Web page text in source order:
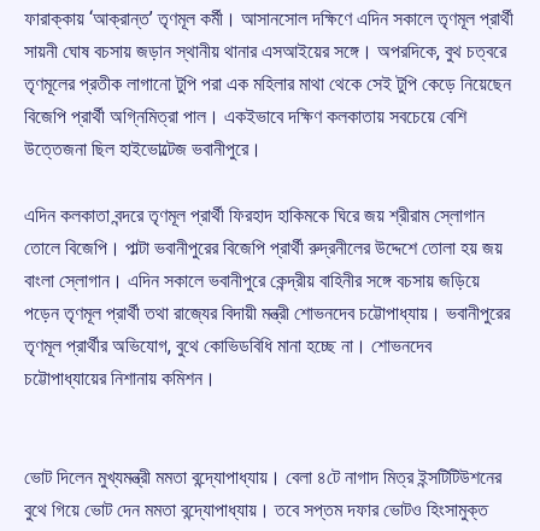
ফারাক্কায় ‘আক্রান্ত’ তৃণমূল কর্মী। আসানসোল দক্ষিণে এদিন সকালে তৃণমূল প্রার্থী
সায়নী ঘোষ বচসায় জড়ান স্থানীয় থানার এসআইয়ের সঙ্গে। অপরদিকে, বুথ চত্বরে
তৃণমূলের প্রতীক লাগানো টুপি পরা এক মহিলার মাথা থেকে সেই টুপি কেড়ে নিয়েছেন
বিজেপি প্রার্থী অগ্নিমিত্রা পাল। একইভাবে দক্ষিণ কলকাতায় সবচেয়ে বেশি
উত্তেজনা ছিল হাইভোল্টেজ ভবানীপুরে।
এদিন কলকাতা বন্দরে তৃণমূল প্রার্থী ফিরহাদ হাকিমকে ঘিরে জয় শ্রীরাম স্লোগান
তোলে বিজেপি। পাল্টা ভবানীপুরের বিজেপি প্রার্থী রুদ্রনীলের উদ্দেশে তোলা হয় জয়
বাংলা স্লোগান। এদিন সকালে ভবানীপুরে কেন্দ্রীয় বাহিনীর সঙ্গে বচসায় জড়িয়ে
পড়েন তৃণমূল প্রার্থী তথা রাজ্যের বিদায়ী মন্ত্রী শোভনদেব চট্টোপাধ্যায়। ভবানীপুরের
তৃণমূল প্রার্থীর অভিযোগ, বুথে কোভিডবিধি মানা হচ্ছে না। শোভনদেব
চট্টোপাধ্যায়ের নিশানায় কমিশন।
ভোট দিলেন মুখ্যমন্ত্রী মমতা বন্দ্যোপাধ্যায়। বেলা ৪টে নাগাদ মিত্র ইন্সটিটিউশনের
বুথে গিয়ে ভোট দেন মমতা বন্দ্যোপাধ্যায়। তবে সপ্তম দফার ভোটও হিংসামুক্ত